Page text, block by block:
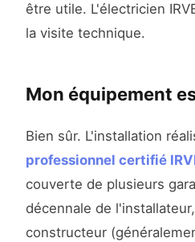
être utile. L'électricien
la visite technique.
Mon équipement
Bien sûr. L'installation
professionnel certifié
couverte de plusieurs
décennale de
constructeur